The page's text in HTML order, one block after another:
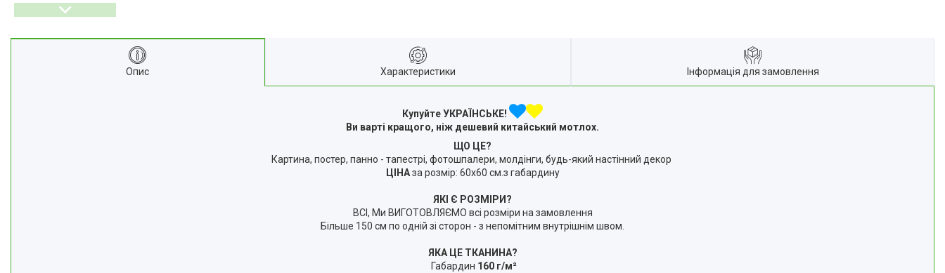
Опис Характеристики Інформація для замовлення
Купуйте УКРАЇНСЬКЕ!
Ви варті кращого, ніж дешевий китайський мотлох.
ЩО ЦЕ?
Картина, постер, панно - тапестрі, фотошпалери, молдінги, будь-який настінний декор
ЦІНАза розмір: 60х60 см.з габардину
ЯКІ Є РОЗМІРИ?
ВСІ, Ми ВИГОТОВЛЯЄМО всі розміри на замовлення
Більше 150 см по одній зі сторон - з непомітним внутрішнім швом.
ЯКА ЦЕ ТКАНИНА?
Габардин 160 г/м²